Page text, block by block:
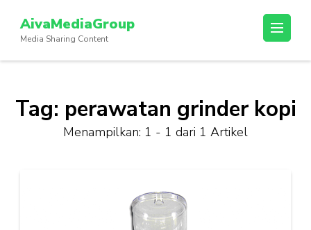
konten
(Tekan
AivaMediaGroup
Media Sharing Content
Tag: perawatan grinder kopi
Menampilkan: 1 - 1 dari 1 Artikel